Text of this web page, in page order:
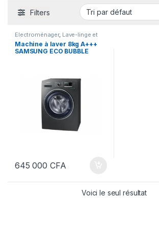
Filters
Electroménager, Lave-linge et
Sèche-linge
Machine à laver 8kg A+++
SAMSUNG ECO BUBBLE
645 000 CFA
Voici le seul résultat